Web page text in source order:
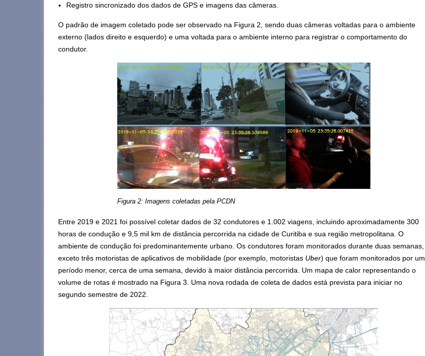
Registro sincronizado dos dados de GPS e imagens das câmeras.
O padrão de imagem coletado pode ser observado na Figura 2, sendo duas câmeras voltadas para o ambiente
externo (lados direito e esquerdo) e uma voltada para o ambiente interno para registrar o comportamento do
condutor.
Figura 2: Imagens coletadas pela PCDN
Entre 2019 e 2021 foi possível coletar dados de 32 condutores e 1.002 viagens, incluindo aproximadamente 300
horas de condução e 9,5 mil km de distância percorrida na cidade de Curitiba e sua região metropolitana. O
ambiente de condução foi predominantemente urbano. Os condutores foram monitorados durante duas semanas,
exceto três motoristas de aplicativos de mobilidade (por exemplo, motoristas Uber) que foram monitorados por um
período menor, cerca de uma semana, devido à maior distância percorrida. Um mapa de calor representando o
volume de rotas é mostrado na Figura 3. Uma nova rodada de coleta de dados está prevista para iniciar no
segundo semestre de 2022.